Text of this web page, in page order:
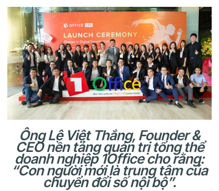
Ông Lê Việt Thắng, Founder &
CEO nền tảng quản trị tổng thể
doanh nghiệp 1Office cho rằng:
“Con người mới là trung tâm của
chuyển đổi số nội bộ”.